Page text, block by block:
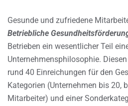
Gesunde und zufriedene
Betriebliche
Betrieben ein wesentlicher Teil
Unternehmensphilosophie.
rund 40 Einreichungen für den
Kategorien (Unternehmen bis 20,
Mitarbeiter) und einer